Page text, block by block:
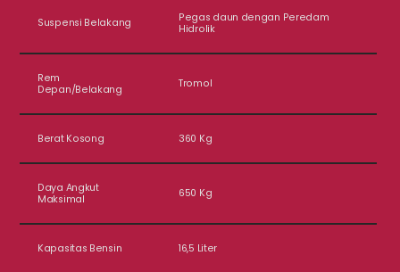
Suspensi Belakang
Pegas daun dengan Peredam
Hidrolik
Rem
Depan/Belakang
Tromol
Berat Kosong 360 Kg
Daya Angkut
Maksimal
650 Kg
Kapasitas Bensin 16,5 Liter